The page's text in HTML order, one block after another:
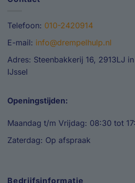
Telefoon: 010-2420914
E-mail: info@drempelhulp.nl
Adres: Steenbakkerij 16, 2913LJ
IJssel
Openingstijden:
Maandag t/m Vrijdag: 08:30 tot
Zaterdag: Op afspraak
Bedrijfsinformatie